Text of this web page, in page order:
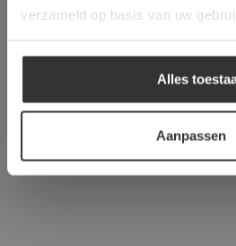
verzameld op basis van uw
Alles
Aanpassen
ALLES
ALLES
DETAILS